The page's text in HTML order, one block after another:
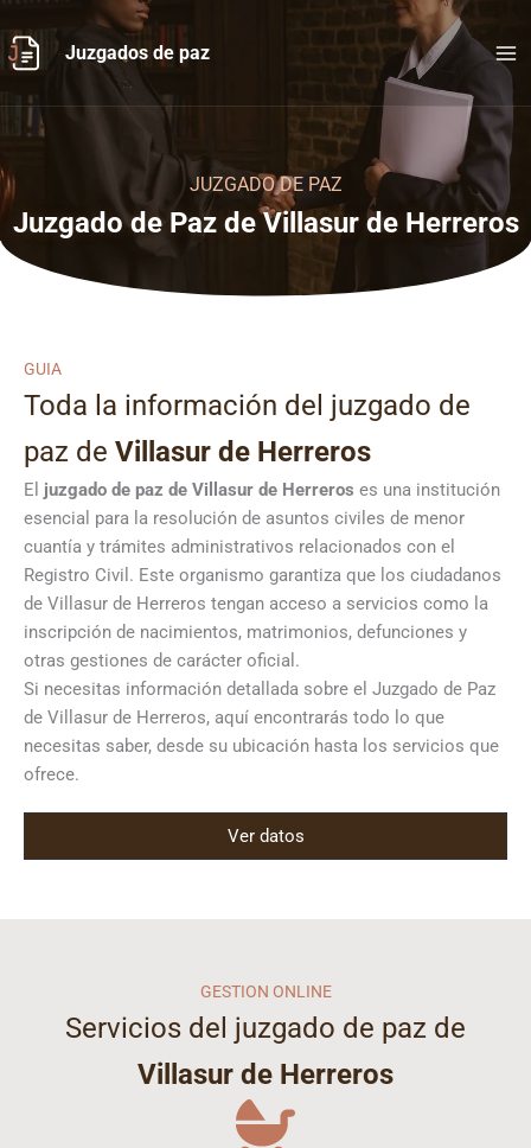
al
contenido
Juzgados de paz
JUZGADO DE PAZ
Juzgado de Paz de Villasur de Herreros
GUIA
Toda la información del juzgado de
paz de Villasur de Herreros
El juzgado de paz de Villasur de Herreros es una institución
esencial para la resolución de asuntos civiles de menor
cuantía y trámites administrativos relacionados con el
Registro Civil. Este organismo garantiza que los ciudadanos
de Villasur de Herreros tengan acceso a servicios como la
inscripción de nacimientos, matrimonios, defunciones y
otras gestiones de carácter oficial.
Si necesitas información detallada sobre el Juzgado de Paz
de Villasur de Herreros, aquí encontrarás todo lo que
necesitas saber, desde su ubicación hasta los servicios que
ofrece.
Ver datos
GESTION ONLINE
Servicios del juzgado de paz de
Villasur de Herreros